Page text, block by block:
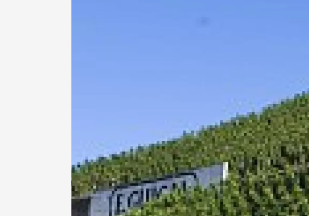
06 août 2026 et plus
Oenologie
Divers musique
Produits du terroir
DJ
Afterworks à la Cave de
Sylla
Apt
18:30
21:30